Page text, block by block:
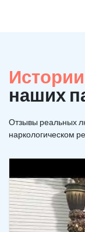
наших
Отзывы реальных
наркологическом